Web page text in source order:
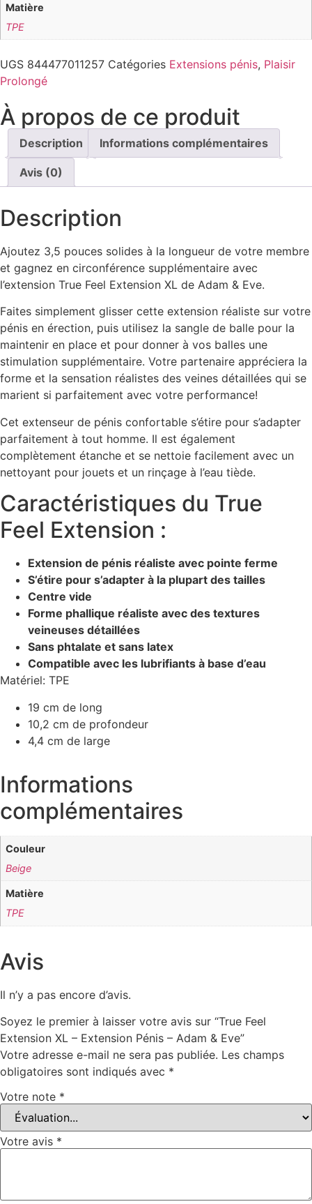
Matière
TPE
UGS 844477011257 Catégories Extensions pénis, Plaisir
Prolongé
À propos de ce produit
Description Informations complémentaires
Avis (0)
Description
Ajoutez 3,5 pouces solides à la longueur de votre membre
et gagnez en circonférence supplémentaire avec
l’extension True Feel Extension XL de Adam & Eve.
Faites simplement glisser cette extension réaliste sur votre
pénis en érection, puis utilisez la sangle de balle pour la
maintenir en place et pour donner à vos balles une
stimulation supplémentaire. Votre partenaire appréciera la
forme et la sensation réalistes des veines détaillées qui se
marient si parfaitement avec votre performance!
Cet extenseur de pénis confortable s’étire pour s’adapter
parfaitement à tout homme. Il est également
complètement étanche et se nettoie facilement avec un
nettoyant pour jouets et un rinçage à l’eau tiède.
Caractéristiques du True
Feel Extension :
Extension de pénis réaliste avec pointe ferme
S’étire pour s’adapter à la plupart des tailles
Centre vide
Forme phallique réaliste avec des textures
veineuses détaillées
Sans phtalate et sans latex
Compatible avec les lubrifiants à base d’eau
Matériel: TPE
19 cm de long
10,2 cm de profondeur
4,4 cm de large
Informations
complémentaires
Couleur
Beige
Matière
TPE
Avis
Il n’y a pas encore d’avis.
Soyez le premier à laisser votre avis sur “True Feel
Extension XL – Extension Pénis – Adam & Eve”
Votre adresse e-mail ne sera pas publiée. Les champs
obligatoires sont indiqués avec *
Votre note *
Votre avis *